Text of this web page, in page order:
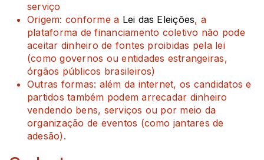
serviço
Origem: conforme a Lei das Eleições, a
plataforma de financiamento coletivo não pode
aceitar dinheiro de fontes proibidas pela lei
(como governos ou entidades estrangeiras,
órgãos públicos brasileiros)
Outras formas: além da internet, os candidatos e
partidos também podem arrecadar dinheiro
vendendo bens, serviços ou por meio da
organização de eventos (como jantares de
adesão).